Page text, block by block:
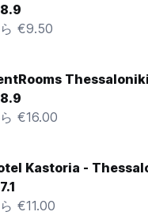
8.9
€9.50
Thessaloniki
8.9
€16.00
Kastoria -
7.1
€11.00